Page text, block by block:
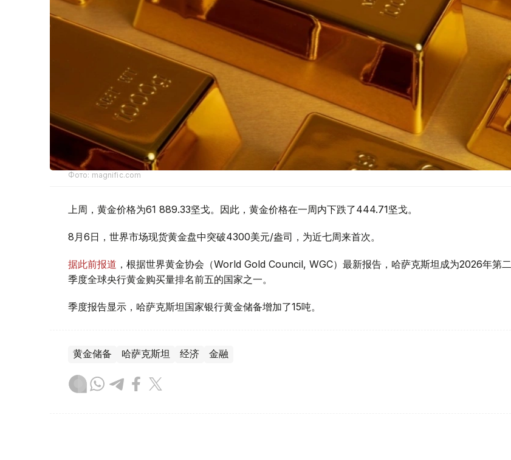
Фото: magnific.com
上周，黄金价格为61 889.33坚戈。因此，黄金价格在一周内下跌了444.71坚戈。
8月6日，世界市场现货黄金盘中突破4300美元/盎司，为近七周来首次。
据此前报道 ，根据世界黄金协会（World Gold Council, WGC）最新报告，哈萨克斯坦成为2026年第二
季度全球央行黄金购买量排名前五的国家之一。
季度报告显示，哈萨克斯坦国家银行黄金储备增加了15吨。
黄金储备 哈萨克斯坦 经济 金融